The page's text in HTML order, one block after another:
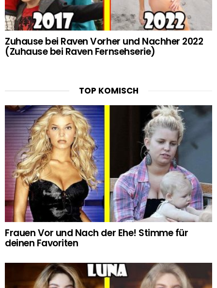
Zuhause bei Raven Vorher und Nachher 2022
(Zuhause bei Raven Fernsehserie)
TOP KOMISCH
Frauen Vor und Nach der Ehe! Stimme für
deinen Favoriten